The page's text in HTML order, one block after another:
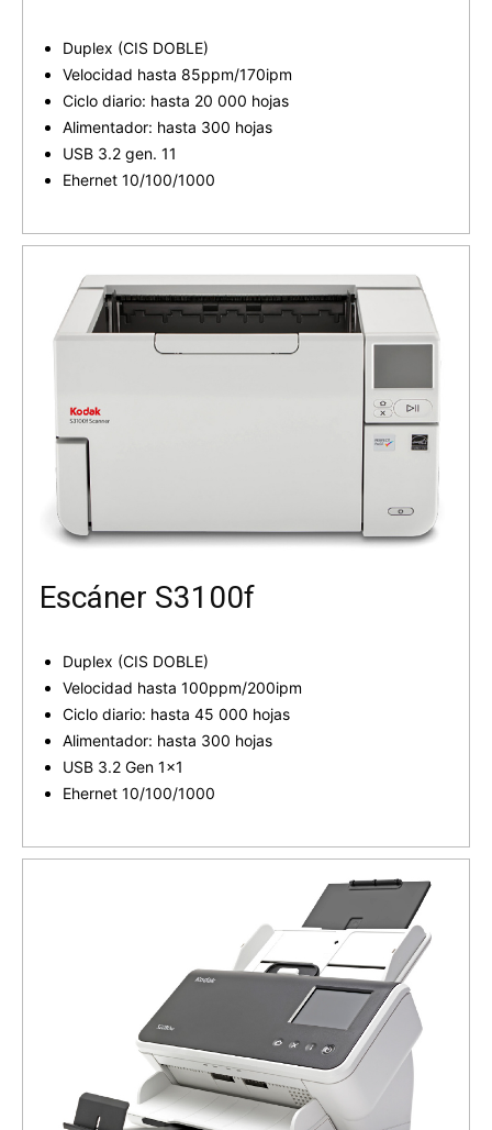
Duplex (CIS DOBLE)
Velocidad hasta 85ppm/170ipm
Ciclo diario: hasta 20 000 hojas
Alimentador: hasta 300 hojas
USB 3.2 gen. 11
Ehernet 10/100/1000
Escáner S3100f
Duplex (CIS DOBLE)
Velocidad hasta 100ppm/200ipm
Ciclo diario: hasta 45 000 hojas
Alimentador: hasta 300 hojas
USB 3.2 Gen 1x1
Ehernet 10/100/1000